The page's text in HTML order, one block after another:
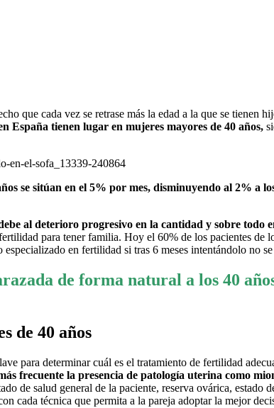
que cada vez se retrase más la edad a la que se
España tienen lugar en mujeres mayores de 40 años,
se sitúan en el 5% por mes, disminuyendo al 2% a
al deterioro progresivo en la cantidad y sobre todo
para tener familia. Hoy el 60% de los pacientes de
en fertilidad si tras 6 meses intentándolo no
de forma natural a los 40
de 40 años
para determinar cuál es el tratamiento de fertilidad
frecuente la presencia de patología uterina como
de salud general de la paciente, reserva ovárica,
cada técnica que permita a la pareja adoptar la mejor